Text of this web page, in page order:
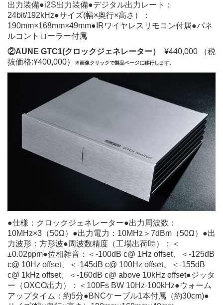
出力装備●i2S出力装備●デジタル出力レート：
24bit/192kHz●サイズ(幅×奥行×高さ）：
190mm×168mm×49mm●IRワイヤレスリモコン付属●パネ
ルコントローラー付属
②AUNE GTC1(クロックジェネレーター）
¥440,000 （税
抜価格:¥400,000）
※画像クリックで製品ページに移行します。
●仕様：クロックジェネレーター●出力周波数：
10MHz×3（50Ω）●出力電力：10MHz＞7dBm（50Ω）●出
力波形：方形波●周波数精度（工場出荷時）：＜
±0.02ppm●位相雑音：＜-100dB c@ 1Hz offset、＜-125dB
c@ 10Hz offset、＜-145dB c@ 100Hz offset、＜-155dB
c@ 1kHz offset、＜-160dB c@ above 10kHz offset●ジッタ
ー（OXCO出力）：＜100Fs BW 10Hz-100kHz●ウォーム
アップタイム：約5分●BNCケーブル1本付属（約30cm)●